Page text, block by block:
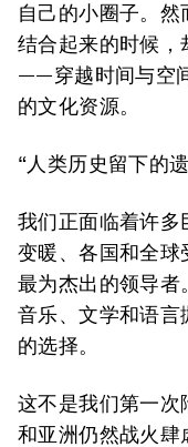
自己的小圈子。
结合起来的时候，
——穿越时间与空
的文化资源。
“人类历史留下的
我们正面临着许多
变暖、各国和全球
最为杰出的领导者
音乐、文学和语言
的选择。
这不是我们第一次
和亚洲仍然战火肆